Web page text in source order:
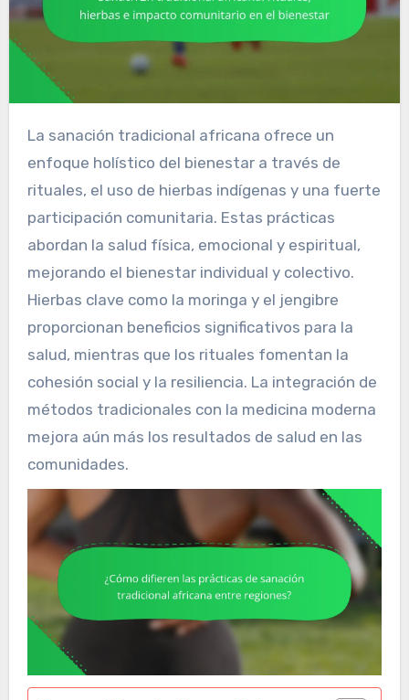
La sanación tradicional africana ofrece un
enfoque holístico del bienestar a través de
rituales, el uso de hierbas indígenas y una fuerte
participación comunitaria. Estas prácticas
abordan la salud física, emocional y espiritual,
mejorando el bienestar individual y colectivo.
Hierbas clave como la moringa y el jengibre
proporcionan beneficios significativos para la
salud, mientras que los rituales fomentan la
cohesión social y la resiliencia. La integración de
métodos tradicionales con la medicina moderna
mejora aún más los resultados de salud en las
comunidades.